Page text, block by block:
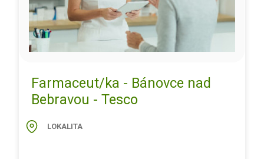
Farmaceut/ka - Bánovce nad
Bebravou - Tesco
LOKALITA